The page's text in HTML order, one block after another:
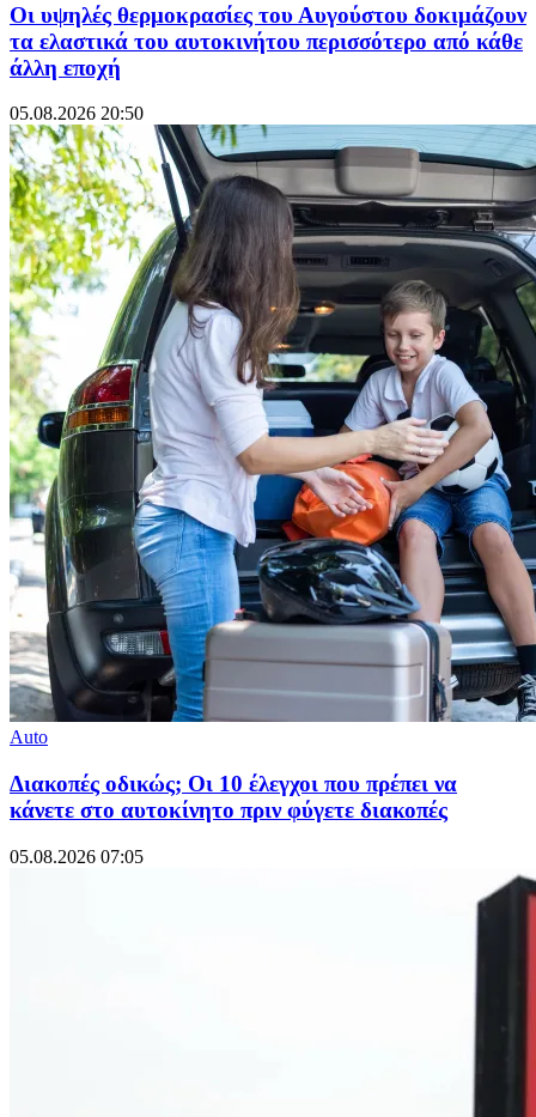
Οι υψηλές θερμοκρασίες του Αυγούστου δοκιμάζουν
τα ελαστικά του αυτοκινήτου περισσότερο από κάθε
άλλη εποχή
05.08.2026 20:50
Auto
Διακοπές οδικώς; Οι 10 έλεγχοι που πρέπει να
κάνετε στο αυτοκίνητο πριν φύγετε διακοπές
05.08.2026 07:05